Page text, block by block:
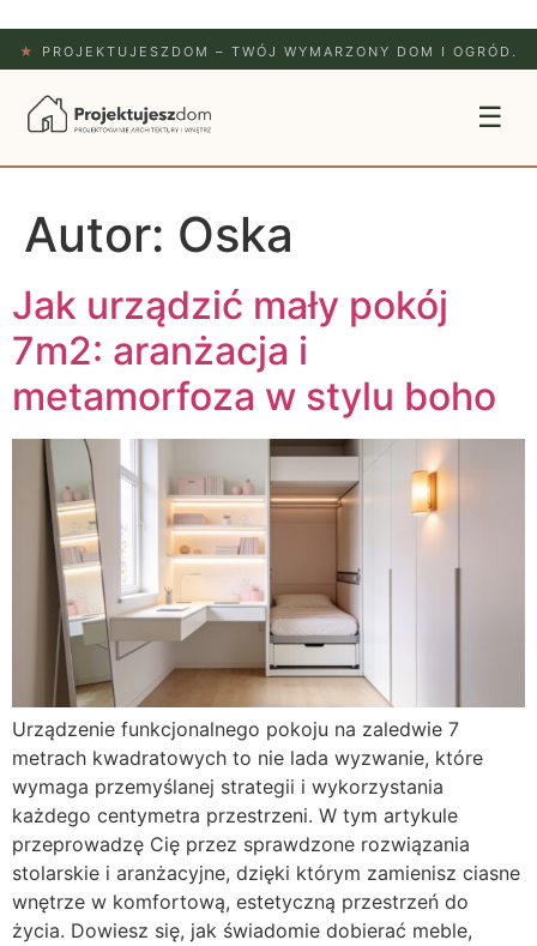
★ PROJEKTUJESZDOM – TWÓJ WYMARZONY DOM I OGRÓD.
☰
Autor: Oska
Jak urządzić mały pokój
7m2: aranżacja i
metamorfoza w stylu boho
Urządzenie funkcjonalnego pokoju na zaledwie 7
metrach kwadratowych to nie lada wyzwanie, które
wymaga przemyślanej strategii i wykorzystania
każdego centymetra przestrzeni. W tym artykule
przeprowadzę Cię przez sprawdzone rozwiązania
stolarskie i aranżacyjne, dzięki którym zamienisz ciasne
wnętrze w komfortową, estetyczną przestrzeń do
życia. Dowiesz się, jak świadomie dobierać meble,